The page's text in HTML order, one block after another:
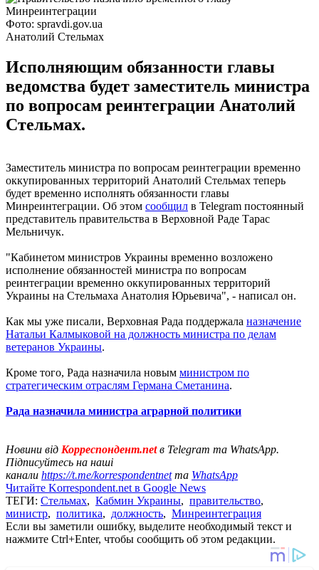
Фото: spravdi.gov.ua
Анатолий Стельмах
Исполняющим обязанности главы
ведомства будет заместитель министра
по вопросам реинтеграции Анатолий
Стельмах.
Заместитель министра по вопросам реинтеграции временно
оккупированных территорий Анатолий Стельмах теперь
будет временно исполнять обязанности главы
Минреинтеграции. Об этом сообщил в Telegram постоянный
представитель правительства в Верховной Раде Тарас
Мельничук.
"Кабинетом министров Украины временно возложено
исполнение обязанностей министра по вопросам
реинтеграции временно оккупированных территорий
Украины на Стельмаха Анатолия Юрьевича", - написал он.
Как мы уже писали, Верховная Рада поддержала назначение
Натальи Калмыковой на должность министра по делам
ветеранов Украины.
Кроме того, Рада назначила новым министром по
стратегическим отраслям Германа Сметанина.
Рада назначила министра аграрной политики
Новини від Корреспондент.netв Telegram та WhatsApp.
Підписуйтесь на наші
канали https://t.me/korrespondentnetта WhatsApp
Читайте Korrespondent.net в Google News
ТЕГИ: Стельмах, Кабмин Украины, правительство,
министр, политика, должность, Минреинтеграция
Если вы заметили ошибку, выделите необходимый текст и
нажмите Ctrl+Enter, чтобы сообщить об этом редакции.